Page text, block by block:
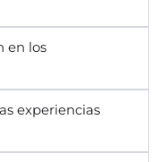
en los
experiencias